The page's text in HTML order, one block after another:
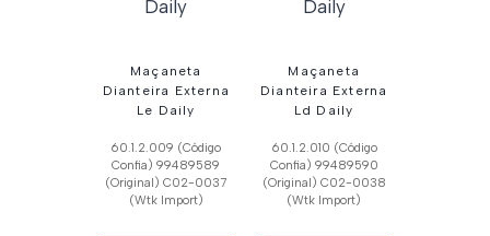
Maçaneta
Dianteira Externa
Le Daily
60.1.2.009 (Código
Confia) 99489589
(Original) C02-0037
(Wtk Import)
Maçaneta
Dianteira Externa
Ld Daily
60.1.2.010 (Código
Confia) 99489590
(Original) C02-0038
(Wtk Import)